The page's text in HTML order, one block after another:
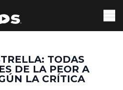
TODAS
DE LA PEOR A
LA CRÍTICA